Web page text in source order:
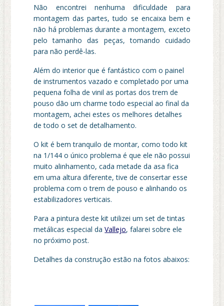
Não encontrei nenhuma dificuldade para
montagem das partes, tudo se encaixa bem e
não há problemas durante a montagem, exceto
pelo tamanho das peças, tomando cuidado
para não perdê-las.
Além do interior que é fantástico com o painel
de instrumentos vazado e completado por uma
pequena folha de vinil as portas dos trem de
pouso dão um charme todo especial ao final da
montagem, achei estes os melhores detalhes
de todo o set de detalhamento.
O kit é bem tranquilo de montar, como todo kit
na 1/144 o único problema é que ele não possui
muito alinhamento, cada metade da asa fica
em uma altura diferente, tive de consertar esse
problema com o trem de pouso e alinhando os
estabilizadores verticais.
Para a pintura deste kit utilizei um set de tintas
metálicas especial daVallejo, falarei sobre ele
no próximo post.
Detalhes da construção estão na fotos abaixos: